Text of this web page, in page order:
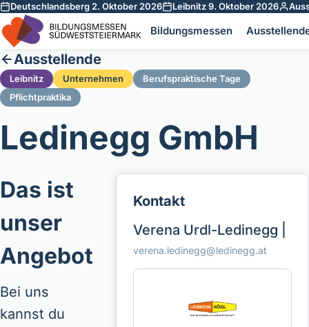
Zum Inhalt springen
Deutschlandsberg 2. Oktober 2026 Leibnitz 9. Oktober 2026
Bildungsmessen
Ausstellende
Leibnitz Unternehmen
Berufspraktische Tage
Pflichtpraktika
Ledinegg GmbH
Das ist
unser
Angebot
Bei uns
kannst du
Kontakt
Verena Urdl-Ledinegg |
verena.ledinegg@ledinegg.at